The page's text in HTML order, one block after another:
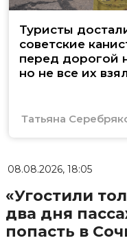
Туристы
советские
перед дорогой
но не все их
Татьяна
08.08.2026, 18:05
«Угостили
два дня
попасть в